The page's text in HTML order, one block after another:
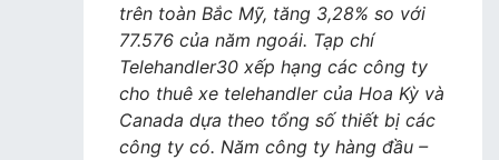
cho
thuê
xe
nâng
đa
năng
trên toàn Bắc Mỹ, tăng 3,28% so với
77.576 của năm ngoái. Tạp chí
Telehandler30 xếp hạng các công ty
cho thuê xe telehandler của Hoa Kỳ và
Canada dựa theo tổng số thiết bị các
công ty có. Năm công ty hàng đầu –